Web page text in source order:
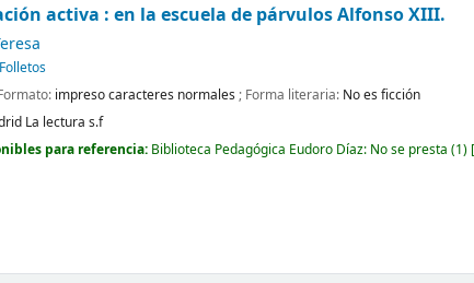
activa : en la escuela de párvulos Alfonso XIII.
impreso caracteres normales; Forma literaria: No es ficción
La lectura s.f
para referencia: Biblioteca Pedagógica Eudoro Díaz: No se presta (1)